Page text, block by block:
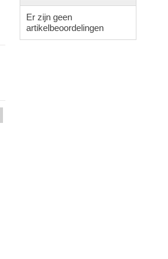
Er zijn geen
artikelbeoordelingen